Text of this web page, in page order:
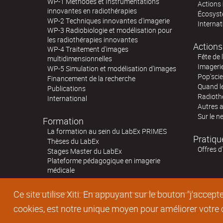
Ce site utilise Xiti. En appuyant sur le bouton
cookies, est notre unique moyen pour améliorer votre
innovantes en radiothérapies
WP-2 Techniques innovantes d'imagerie
WP-3 Radiobiologie et modélisation pour
les radiothérapies innovantes
WP-4 Traitement d'images
multidimensionnelles
WP-5 Simulation et modélisation d'images
Financement de la recherche
Publications
International
Formation
La formation au sein du LabEx PRIMES
Thèses du LabEx
Stages Master du LabEx
Plateforme pédagogique en imagerie
médicale
Actions
Fête de
Quand
Autres
Sur le
Offres